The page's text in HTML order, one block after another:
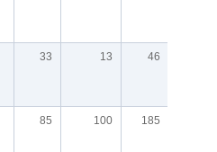
33 13 46
85 100 185